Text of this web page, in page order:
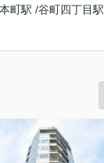
本町駅 /谷町四丁目駅